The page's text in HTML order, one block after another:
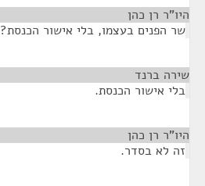
היו"ר רן כהן
שר הפנים בעצמו, בלי אישור הכנסת?
שירה ברנד
בלי אישור הכנסת.
היו"ר רן כהן
זה לא בסדר.